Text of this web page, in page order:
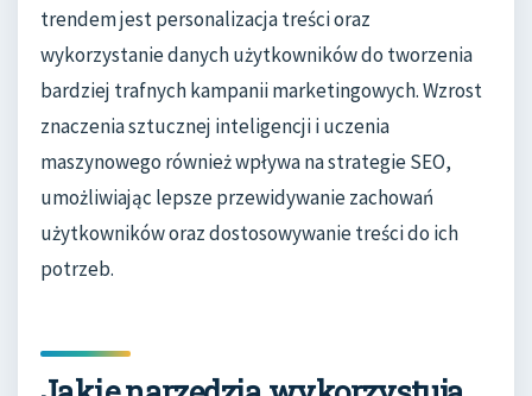
trendem jest personalizacja treści oraz
wykorzystanie danych użytkowników do tworzenia
bardziej trafnych kampanii marketingowych. Wzrost
znaczenia sztucznej inteligencji i uczenia
maszynowego również wpływa na strategie SEO,
umożliwiając lepsze przewidywanie zachowań
użytkowników oraz dostosowywanie treści do ich
potrzeb.